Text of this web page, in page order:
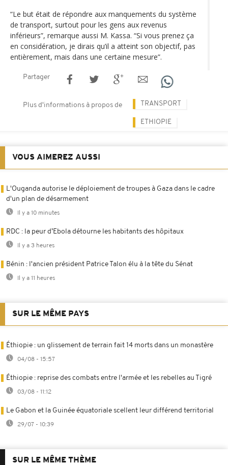
“Le but était de répondre aux manquements du système
de transport, surtout pour les gens aux revenus
inférieurs”, remarque aussi M. Kassa. “Si vous prenez ça
en considération, je dirais qu’il a atteint son objectif, pas
entièrement, mais dans une certaine mesure”.
Partager
Plus d'informations à propos de TRANSPORT
ETHIOPIE
VOUS AIMEREZ AUSSI
L'Ouganda autorise le déploiement de troupes à Gaza dans le cadre
d'un plan de désarmement
Il y a 10 minutes
RDC : la peur d’Ebola détourne les habitants des hôpitaux
Il y a 3 heures
Bénin : l'ancien président Patrice Talon élu à la tête du Sénat
Il y a 11 heures
SUR LE MÊME PAYS
Éthiopie : un glissement de terrain fait 14 morts dans un monastère
04/08 - 15:57
Éthiopie : reprise des combats entre l'armée et les rebelles au Tigré
03/08 - 11:12
Le Gabon et la Guinée équatoriale scellent leur différend territorial
29/07 - 10:39
SUR LE MÊME THÈME